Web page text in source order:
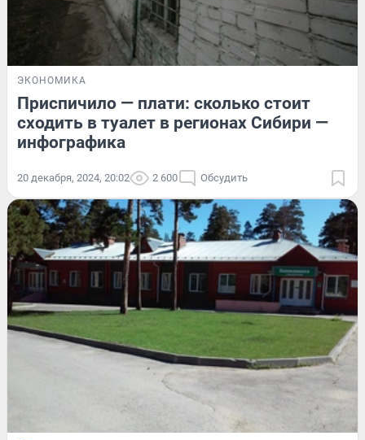
ЭКОНОМИКА
Приспичило — плати: сколько стоит
сходить в туалет в регионах Сибири —
инфографика
20 декабря, 2024, 20:02 2 600 Обсудить